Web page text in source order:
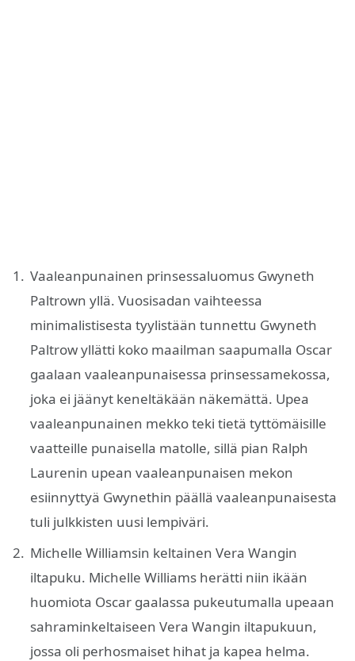
Vaaleanpunainen prinsessaluomus Gwyneth
Paltrown yllä. Vuosisadan vaihteessa
minimalistisesta tyylistään tunnettu Gwyneth
Paltrow yllätti koko maailman saapumalla Oscar
gaalaan vaaleanpunaisessa prinsessamekossa,
joka ei jäänyt keneltäkään näkemättä. Upea
vaaleanpunainen mekko teki tietä tyttömäisille
vaatteille punaisella matolle, sillä pian Ralph
Laurenin upean vaaleanpunaisen mekon
esiinnyttyä Gwynethin päällä vaaleanpunaisesta
tuli julkkisten uusi lempiväri.
Michelle Williamsin keltainen Vera Wangin
iltapuku. Michelle Williams herätti niin ikään
huomiota Oscar gaalassa pukeutumalla upeaan
sahraminkeltaiseen Vera Wangin iltapukuun,
jossa oli perhosmaiset hihat ja kapea helma.